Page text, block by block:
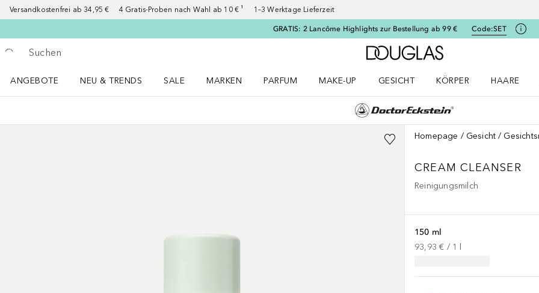
Versandkostenfrei ab 34,95 € 4 Gratis-Proben nach Wahl ab 10 € ¹ 1–3 Werktage Lieferzeit
GRATIS: 2 Lancôme Highlights zur Bestellung ab 99 € Code:SET
Gehe zurück
Suche ausführen
Zur Douglas Startseite
ANGEBOTE
NEU & TRENDS
SALE
MARKEN
PARFUM
MAKE-UP
GESICHT
KÖRPER
HAARE
Homepage Gesicht
CREAM CLEANSER
Reinigungsmilch
150 ml
93,93 € / 1